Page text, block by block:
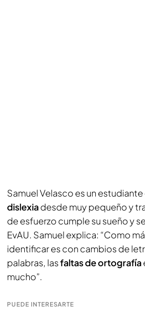
Samuel Velasco es un
dislexiadesde muy pequeño y
de esfuerzo cumple su sueño y
EvAU. Samuel explica: “Como
identificar es con cambios de
palabras, lasfaltas de ortografía
mucho”.
PUEDE INTERESARTE